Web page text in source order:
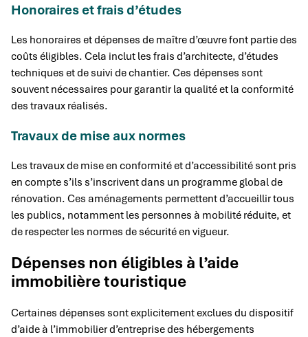
Honoraires et frais d’études
Les honoraires et dépenses de maître d’œuvre font partie des
coûts éligibles. Cela inclut les frais d’architecte, d’études
techniques et de suivi de chantier. Ces dépenses sont
souvent nécessaires pour garantir la qualité et la conformité
des travaux réalisés.
Travaux de mise aux normes
Les travaux de mise en conformité et d’accessibilité sont pris
en compte s’ils s’inscrivent dans un programme global de
rénovation. Ces aménagements permettent d’accueillir tous
les publics, notamment les personnes à mobilité réduite, et
de respecter les normes de sécurité en vigueur.
Dépenses non éligibles à l’aide
immobilière touristique
Certaines dépenses sont explicitement exclues du dispositif
d’aide à l’immobilier d’entreprise des hébergements